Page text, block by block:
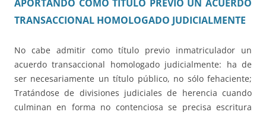
APORTANDO COMO TÍTULO PREVIO UN ACUERDO
TRANSACCIONAL HOMOLOGADO JUDICIALMENTE
No cabe admitir como título previo inmatriculador un
acuerdo transaccional homologado judicialmente: ha de
ser necesariamente un título público, no sólo fehaciente;
Tratándose de divisiones judiciales de herencia cuando
culminan en forma no contenciosa se precisa escritura